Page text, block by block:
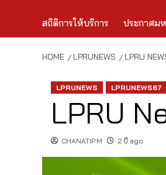
สถิติการให้บริการ ประกาศม
HOME LPRUNEWS LPRU
LPRUNEWS LPRUNEWS67
LPRU
CHANATIP.M 2 ปี ago